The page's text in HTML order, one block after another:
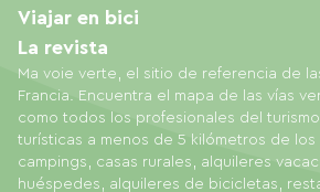
Ma voie verte, el sitio de referencia de
Francia. Encuentra el mapa de las vías
como todos los profesionales del
turísticas a menos de 5 kilómetros de
campings, casas rurales, alquileres
huéspedes, alquileres de bicicletas,
Viajar en bici
La revista